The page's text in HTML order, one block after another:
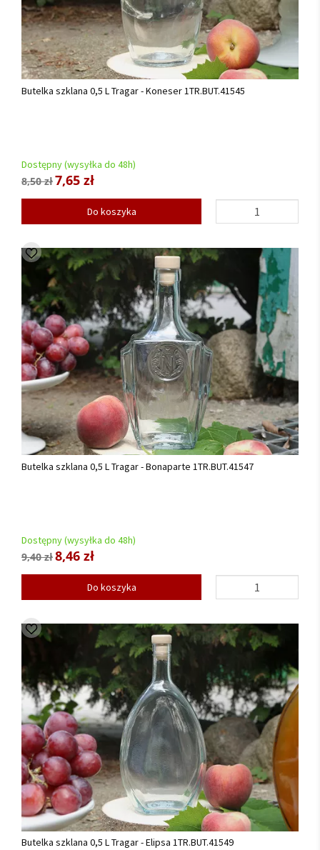
Butelka szklana 0,5 L Tragar - Koneser 1TR.BUT.41545
Dostępny (wysyłka do 48h)
8,50 zł7,65 zł
Do koszyka
Butelka szklana 0,5 L Tragar - Bonaparte 1TR.BUT.41547
Dostępny (wysyłka do 48h)
9,40 zł8,46 zł
Do koszyka
Butelka szklana 0,5 L Tragar - Elipsa 1TR.BUT.41549